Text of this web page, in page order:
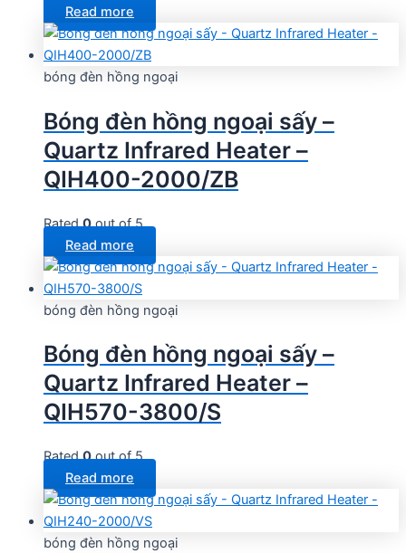
Read more
bóng đèn hồng ngoại
Bóng đèn hồng ngoại sấy –
Quartz Infrared Heater –
QIH400-2000/ZB
Rated0out of 5
Read more
bóng đèn hồng ngoại
Bóng đèn hồng ngoại sấy –
Quartz Infrared Heater –
QIH570-3800/S
Rated0out of 5
Read more
bóng đèn hồng ngoại